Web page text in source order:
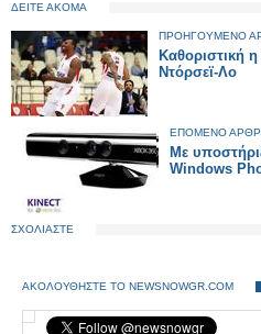
ΔΕΙΤΕ ΑΚΟΜΑ
ΠΡΟΗΓΟΥΜΕΝΟ
Καθοριστική
Ντόρσεϊ-Λο
ΕΠΟΜΕΝΟ
Με
Windows
ΣΧΟΛΙΑΣΤΕ
ΑΚΟΛΟΥΘΗΣΤΕ ΤΟ NEWSNOWGR.COM